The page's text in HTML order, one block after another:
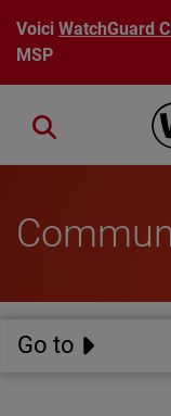
Aller au contenu
VoiciWatchGuard
MSP
Close search
Go to